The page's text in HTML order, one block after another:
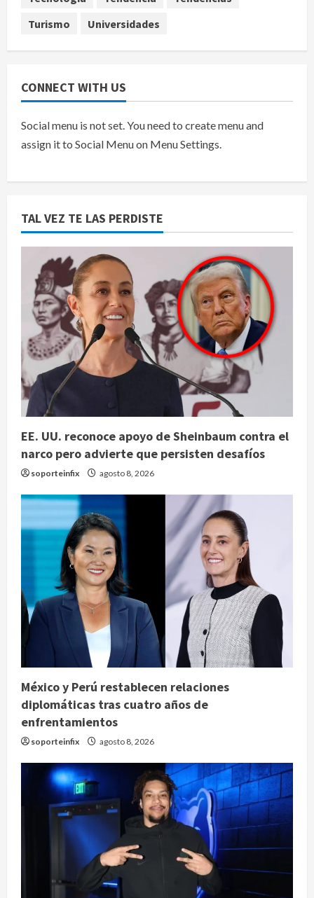
Turismo
Universidades
CONNECT WITH US
Social menu is not set. You need to create menu and
assign it to Social Menu on Menu Settings.
TAL VEZ TE LAS PERDISTE
EE. UU. reconoce apoyo de Sheinbaum contra el
narco pero advierte que persisten desafíos
soporteinfix agosto 8, 2026
México y Perú restablecen relaciones
diplomáticas tras cuatro años de
enfrentamientos
soporteinfix agosto 8, 2026